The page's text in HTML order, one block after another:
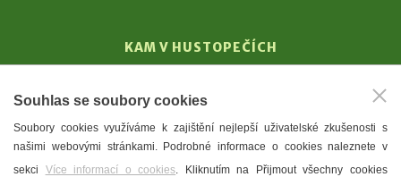
KAM V HUSTOPEČÍCH
T. G. Masaryk
Mandloně
Ubytování
Souhlas se soubory cookies
Soubory cookies využíváme k zajištění nejlepší uživatelské zkušenosti s
našimi webovými stránkami. Podrobné informace o cookies naleznete v
sekci Více informací o cookies. Kliknutím na Přijmout všechny cookies